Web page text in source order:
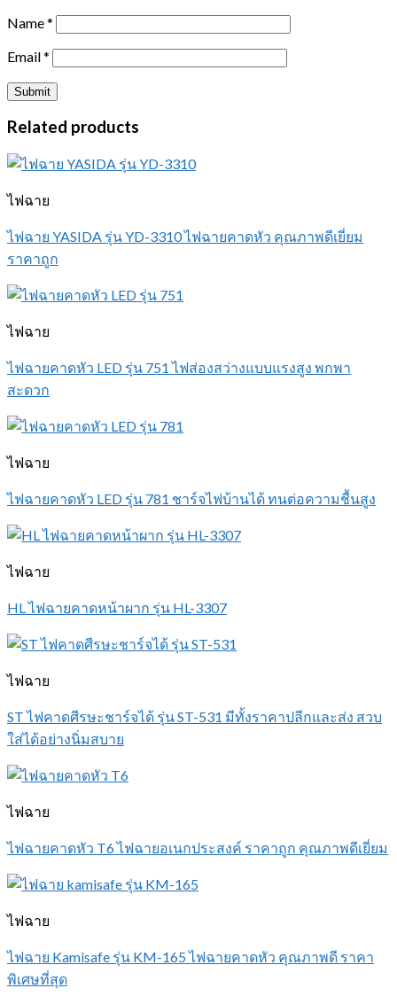
Name*
Email*
Related products
ไฟฉาย
ไฟฉาย YASIDA รุ่น YD-3310 ไฟฉายคาดหัว คุณภาพดีเยี่ยม
ราคาถูก
ไฟฉาย
ไฟฉายคาดหัว LED รุ่น 751 ไฟส่องสว่างแบบแรงสูง พกพา
สะดวก
ไฟฉาย
ไฟฉายคาดหัว LED รุ่น 781 ชาร์จไฟบ้านได้ ทนต่อความชื้นสูง
ไฟฉาย
HL ไฟฉายคาดหน้าผาก รุ่น HL-3307
ไฟฉาย
ST ไฟคาดศีรษะชาร์จได้ รุ่น ST-531 มีทั้งราคาปลีกและส่ง สวบ
ใส่ได้อย่างนิ่มสบาย
ไฟฉาย
ไฟฉายคาดหัว T6 ไฟฉายอเนกประสงค์ ราคาถูก คุณภาพดีเยี่ยม
ไฟฉาย
ไฟฉาย Kamisafe รุ่น KM-165 ไฟฉายคาดหัว คุณภาพดี ราคา
พิเศษที่สุด